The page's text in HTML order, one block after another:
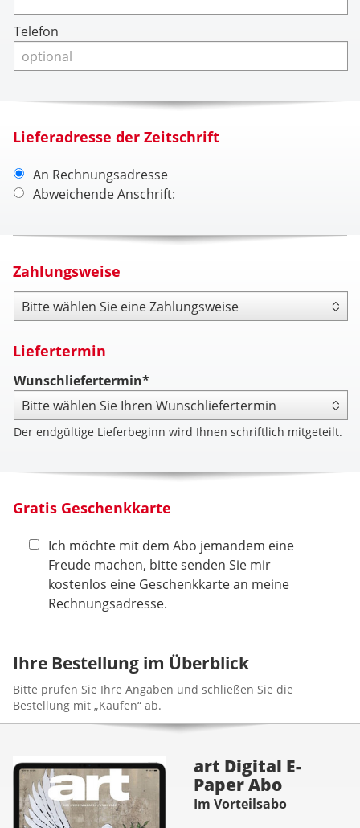
Telefon
Lieferadresse der Zeitschrift
An Rechnungsadresse
Abweichende Anschrift:
Zahlungsweise
Zahlungsweise
Liefertermin
Wunschliefertermin*
Der endgültige Lieferbeginn wird Ihnen schriftlich mitgeteilt.
Gratis Geschenkkarte
Ich möchte mit dem Abo jemandem eine
Freude machen, bitte senden Sie mir
kostenlos eine Geschenkkarte an meine
Rechnungsadresse.
Ihre Bestellung im Überblick
Bitte prüfen Sie Ihre Angaben und schließen Sie die
Bestellung mit „Kaufen“ ab.
art Digital E-
Paper Abo
Im Vorteilsabo